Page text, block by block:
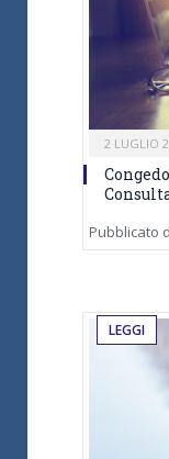
2 LUGLIO
Pubblicato
LEGGI